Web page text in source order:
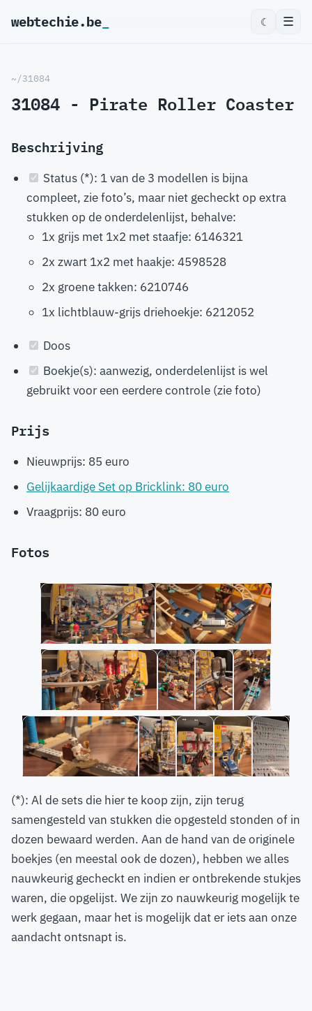
webtechie.be_ ☾ ☰
~/31084
31084 - Pirate Roller Coaster
Beschrijving
Status (*): 1 van de 3 modellen is bijna
compleet, zie foto’s, maar niet gecheckt op extra
stukken op de onderdelenlijst, behalve:
1x grijs met 1x2 met staafje: 6146321
2x zwart 1x2 met haakje: 4598528
2x groene takken: 6210746
1x lichtblauw-grijs driehoekje: 6212052
Doos
Boekje(s): aanwezig, onderdelenlijst is wel
gebruikt voor een eerdere controle (zie foto)
Prijs
Nieuwprijs: 85 euro
Gelijkaardige Set op Bricklink: 80 euro
Vraagprijs: 80 euro
Fotos
(*): Al de sets die hier te koop zijn, zijn terug
samengesteld van stukken die opgesteld stonden of in
dozen bewaard werden. Aan de hand van de originele
boekjes (en meestal ook de dozen), hebben we alles
nauwkeurig gecheckt en indien er ontbrekende stukjes
waren, die opgelijst. We zijn zo nauwkeurig mogelijk te
werk gegaan, maar het is mogelijk dat er iets aan onze
aandacht ontsnapt is.